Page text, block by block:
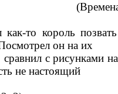
года)
то король
Посмотрел он на их
с рисунками на
не настоящий